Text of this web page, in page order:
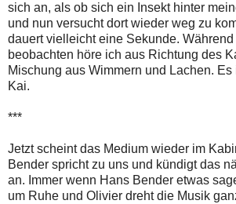
sich an, als ob sich ein Insekt hinter
und nun versucht dort wieder weg zu
dauert vielleicht eine Sekunde.
beobachten höre ich aus Richtung des
Mischung aus Wimmern und Lachen.
Kai.
***
Jetzt scheint das Medium wieder im
Bender spricht zu uns und kündigt das
an. Immer wenn Hans Bender etwas
um Ruhe und Olivier dreht die Musik